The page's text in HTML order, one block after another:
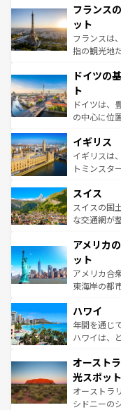
なお、新着
しい。
文化が根付
れる闘牛、
る。首都マ
アートに溢
せる。地方
ンテンツ一覧
フランス
ット
フランスは
指の観光地
で、幅広い
聖堂、美し
から魅了す
れ、フラン
香り高いラ
らに、パリ
も豊かな歴
を参照して
ドイツの
ト
ドイツは、
の中心に位
顔を持つこ
ルリンの文
してライン
は、お酒好きな
ドイツ情報
イギリス
イギリスは
トミンスタ
リアごとに
ティー、ビ
戦など、本
ンツ一覧を
スイス
スイスの国
な交通網が
の建物がそ
博物館もあ
ことができ
者向けの交
着のスイス
アメリカ
ット
アメリカ合
東海岸の都
のような巨
ンメントが
西部には大
部のニュー
文化が魅力
しみながら
るだろう。
ハワイ
年間を通じ
ハワイは、
ワイ島は見
島だが、静
おすすめ。
文化や歴史
オースト
光スポット
オーストラ
シドニーの